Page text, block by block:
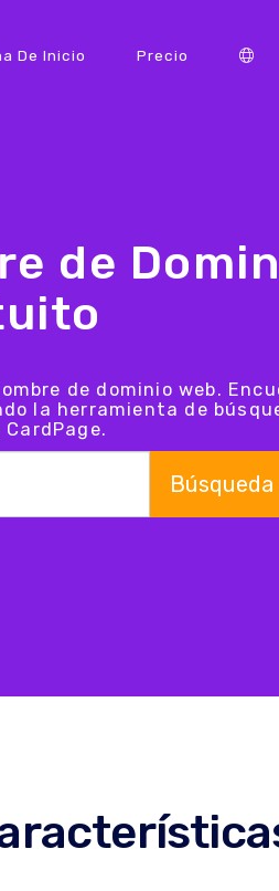
De Inicio Precio
de
de dominio web.
la herramienta de
Búsqueda